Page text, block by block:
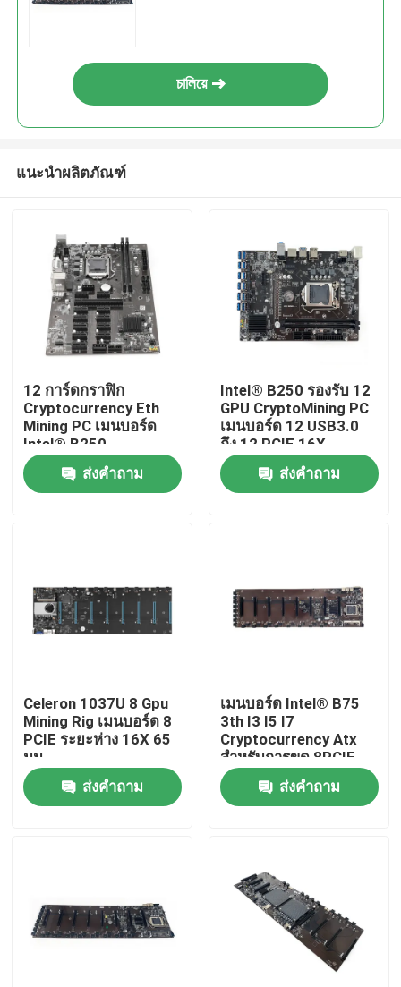
ทัวร์โรงงาน
ควบคุมคุณภาพ
ติดต่อเรา
ขออ้าง
PC แผงอุตสาหกรรม
চালিয়ে
แนะนำผลิตภัณฑ์
12 การ์ดกราฟิก
Cryptocurrency Eth
Mining PC เมนบอร์ด
Intel® B250
ส่งคำถาม
Intel® B250 รองรับ 12
GPU CryptoMining PC
เมนบอร์ด 12 USB3.0
ถึง 12 PCIE 16X
ส่งคำถาม
Celeron 1037U 8 Gpu
Mining Rig เมนบอร์ด 8
PCIE ระยะห่าง 16X 65
มม.
ส่งคำถาม
เมนบอร์ด Intel® B75
3th I3 I5 I7
Cryptocurrency Atx
สำหรับการขุด 8PCIE
16X พร้อมช่องเว้นระยะ
ห่าง 65 มม.ส่งคำถาม